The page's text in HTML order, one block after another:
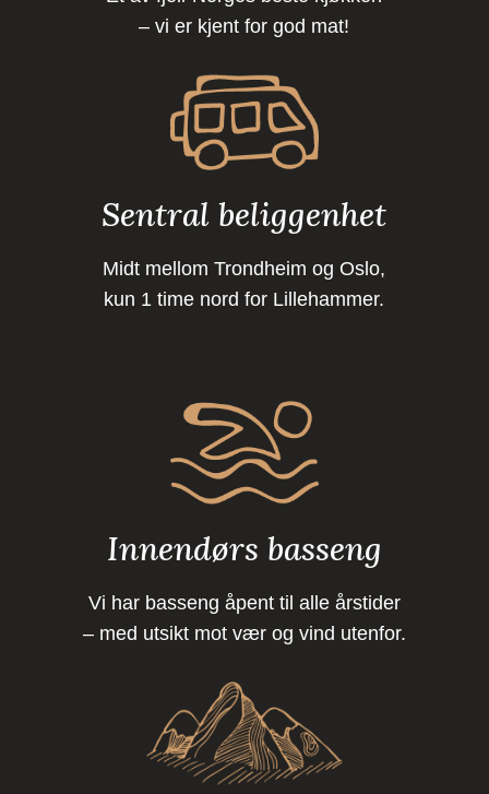
– vi er kjent for god mat!
Sentral beliggenhet
Midt mellom Trondheim og Oslo,
kun 1 time nord for Lillehammer.
Innendørs basseng
Vi har basseng åpent til alle årstider
– med utsikt mot vær og vind utenfor.